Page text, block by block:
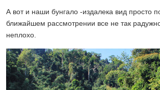
А вот и наши бунгало -издалека вид просто
ближайшем рассмотрении все не так
неплохо.